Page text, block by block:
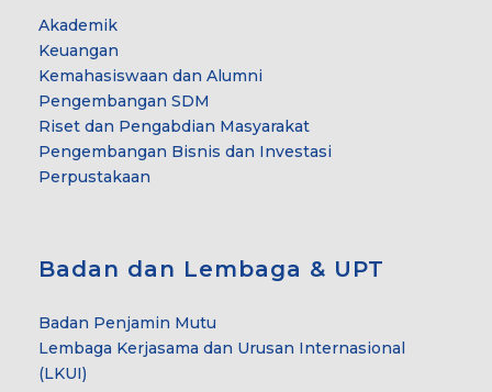
Akademik
Keuangan
Kemahasiswaan dan Alumni
Pengembangan SDM
Riset dan Pengabdian Masyarakat
Pengembangan Bisnis dan Investasi
Perpustakaan
Badan dan Lembaga & UPT
Badan Penjamin Mutu
Lembaga Kerjasama dan Urusan Internasional
(LKUI)